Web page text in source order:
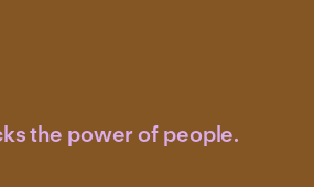
the power of people.